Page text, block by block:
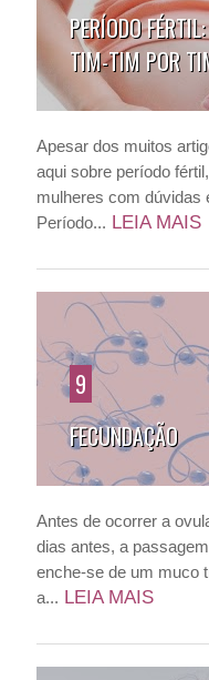
PERÍODO
TIM-TIM POR
Apesar dos muitos
aqui sobre período
mulheres com dúvidas
Período... LEIA MAIS
9
FECUNDAÇÃO
Antes de ocorrer a
dias antes, a
enche-se de um muco
a... LEIA MAIS